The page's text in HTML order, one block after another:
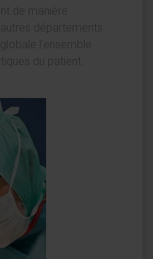
de manière
départements
l’ensemble
du patient.